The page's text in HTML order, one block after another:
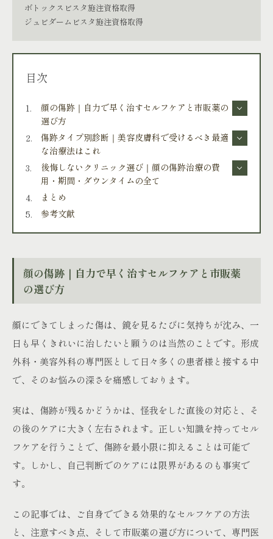
ボトックスビスタ施注資格取得
ジュビダームビスタ施注資格取得
目次
顔の傷跡｜自力で早く治すセルフケアと市販薬の
選び方
傷跡タイプ別診断｜美容皮膚科で受けるべき最適
な治療法はこれ
後悔しないクリニック選び｜顔の傷跡治療の費
用・期間・ダウンタイムの全て
まとめ
参考文献
顔の傷跡｜自力で早く治すセルフケアと市販薬
の選び方
顔にできてしまった傷は、鏡を見るたびに気持ちが沈み、一
日も早くきれいに治したいと願うのは当然のことです。形成
外科・美容外科の専門医として日々多くの患者様と接する中
で、そのお悩みの深さを痛感しております。
実は、傷跡が残るかどうかは、怪我をした直後の対応と、そ
の後のケアに大きく左右されます。正しい知識を持ってセル
フケアを行うことで、傷跡を最小限に抑えることは可能で
す。しかし、自己判断でのケアには限界があるのも事実で
す。
この記事では、ご自身でできる効果的なセルフケアの方法
と、注意すべき点、そして市販薬の選び方について、専門医